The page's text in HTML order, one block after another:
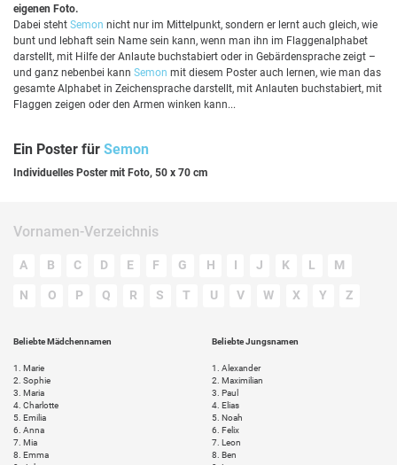
eigenen Foto.
Dabei steht Semon nicht nur im Mittelpunkt, sondern er lernt auch gleich, wie
bunt und lebhaft sein Name sein kann, wenn man ihn im Flaggenalphabet
darstellt, mit Hilfe der Anlaute buchstabiert oder in Gebärdensprache zeigt –
und ganz nebenbei kann Semon mit diesem Poster auch lernen, wie man das
gesamte Alphabet in Zeichensprache darstellt, mit Anlauten buchstabiert, mit
Flaggen zeigen oder den Armen winken kann...
Ein Poster für Semon
Individuelles Poster mit Foto, 50 x 70 cm
Vornamen-Verzeichnis
A B C D E F G H I J K L M
N O P Q R S T U V W X Y Z
Beliebte Mädchennamen
1.
Marie
2. Sophie
3. Maria
4. Charlotte
5. Emilia
6. Anna
7. Mia
8. Emma
Beliebte Jungsnamen
1.
Alexander
2. Maximilian
3. Paul
4. Elias
5. Noah
6. Felix
7. Leon
8. Ben